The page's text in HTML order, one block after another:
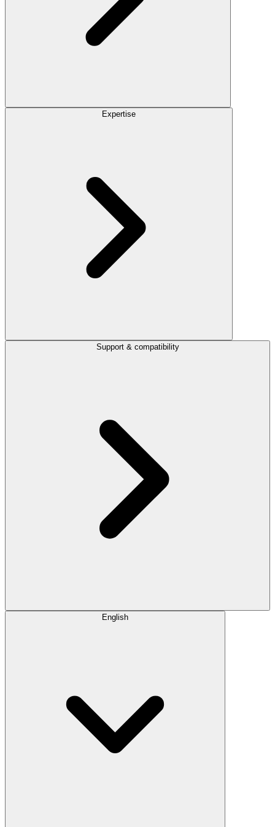
Expertise
Support & compatibility
English